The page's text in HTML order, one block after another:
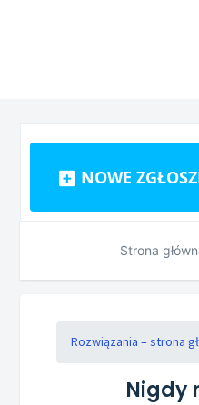
NOWE
Strona
Rozwiązania – strona
Nigdy